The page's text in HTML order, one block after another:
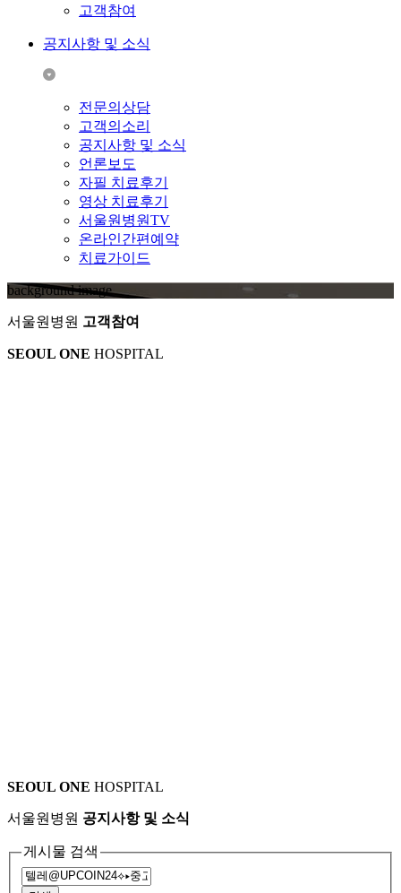
고객참여
공지사항 및 소식
전문의상담
고객의소리
공지사항 및 소식
언론보도
자필 치료후기
영상 치료후기
서울원병원TV
온라인간편예약
치료가이드
background image
서울원병원 고객참여
SEOUL ONE HOSPITAL
SEOUL ONE HOSPITAL
서울원병원 공지사항 및 소식
게시물 검색